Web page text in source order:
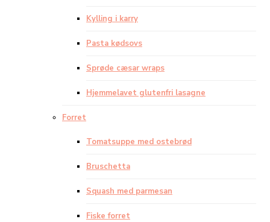
Kylling i karry
Pasta kødsovs
Sprøde cæsar wraps
Hjemmelavet glutenfri lasagne
Forret
Tomatsuppe med ostebrød
Bruschetta
Squash med parmesan
Fiske forret